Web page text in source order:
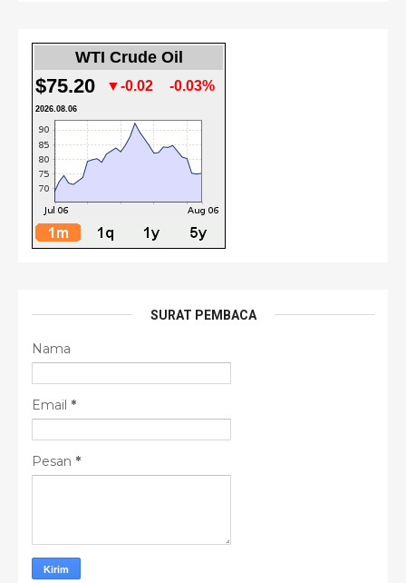
WTI Crude Oil
$75.20 ▼-0.02 -0.03%
2026.08.06
SURAT PEMBACA
Nama
Email *
Pesan *